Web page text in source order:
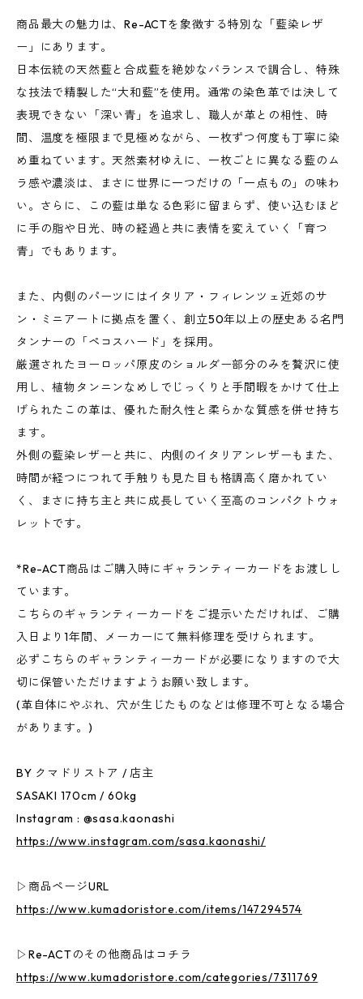
商品最大の魅力は、Re-ACTを象徴する特別な「藍染レザ
ー」にあります。
日本伝統の天然藍と合成藍を絶妙なバランスで調合し、特殊
な技法で精製した“大和藍”を使用。通常の染色革では決して
表現できない「深い青」を追求し、職人が革との相性、時
間、温度を極限まで見極めながら、一枚ずつ何度も丁寧に染
め重ねています。天然素材ゆえに、一枚ごとに異なる藍のム
ラ感や濃淡は、まさに世界に一つだけの「一点もの」の味わ
い。さらに、この藍は単なる色彩に留まらず、使い込むほど
に手の脂や日光、時の経過と共に表情を変えていく「育つ
青」でもあります。
また、内側のパーツにはイタリア・フィレンツェ近郊のサ
ン・ミニアートに拠点を置く、創立50年以上の歴史ある名門
タンナーの「ペコスハード」を採用。
厳選されたヨーロッパ原皮のショルダー部分のみを贅沢に使
用し、植物タンニンなめしでじっくりと手間暇をかけて仕上
げられたこの革は、優れた耐久性と柔らかな質感を併せ持ち
ます。
外側の藍染レザーと共に、内側のイタリアンレザーもまた、
時間が経つにつれて手触りも見た目も格調高く磨かれてい
く、まさに持ち主と共に成長していく至高のコンパクトウォ
レットです。
*Re-ACT商品はご購入時にギャランティーカードをお渡しし
ています。
こちらのギャランティーカードをご提示いただければ、ご購
入日より1年間、メーカーにて無料修理を受けられます。
必ずこちらのギャランティーカードが必要になりますので大
切に保管いただけますようお願い致します。
(革自体にやぶれ、穴が生じたものなどは修理不可となる場合
があります。)
BY クマドリストア / 店主
SASAKI 170cm / 60kg
Instagram : @sasa.kaonashi
https://www.instagram.com/sasa.kaonashi/
▷商品ページURL
https://www.kumadoristore.com/items/147294574
▷Re-ACTのその他商品はコチラ
https://www.kumadoristore.com/categories/7311769